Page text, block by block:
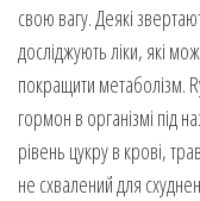
свою вагу. Деякі
досліджують ліки, які
покращити метаболізм.
гормон в організмі під
рівень цукру в крові,
не схвалений для